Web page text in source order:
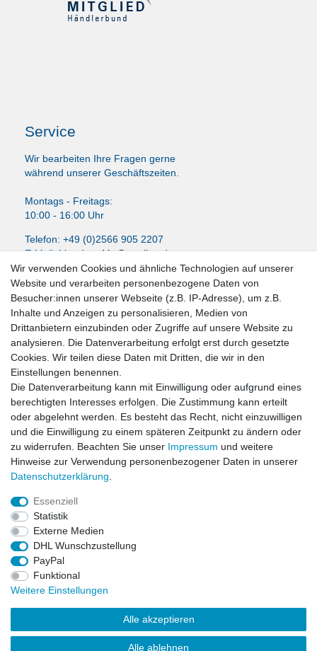
Service
Wir bearbeiten Ihre Fragen gerne
während unserer Geschäftszeiten.
Montags - Freitags:
10:00 - 16:00 Uhr
Telefon: +49 (0)2566 905 2207
E-Mail:LissyInterMo@t-online.de
News-Letter abonieren
VORNAME NACHNAME
E-MAIL **
Newsletter
Honig
Hiermit bestätige ich, dass ich dieDaten­schutz­erklärunggelesen habe. Meine
Einwilligung kann ich jederzeit widerrufen.**
Abonnieren
Impressum
Widerrufs­recht
Wir verwenden Cookies und ähnliche Technologien auf unserer
Website und verarbeiten personenbezogene Daten von
Besucher:innen unserer Webseite (z.B. IP-Adresse), um z.B.
Inhalte und Anzeigen zu personalisieren, Medien von
Drittanbietern einzubinden oder Zugriffe auf unsere Website zu
analysieren. Die Datenverarbeitung erfolgt erst durch gesetzte
Cookies. Wir teilen diese Daten mit Dritten, die wir in den
Einstellungen benennen.
Die Datenverarbeitung kann mit Einwilligung oder aufgrund eines
berechtigten Interesses erfolgen. Die Zustimmung kann erteilt
oder abgelehnt werden. Es besteht das Recht, nicht einzuwilligen
und die Einwilligung zu einem späteren Zeitpunkt zu ändern oder
zu widerrufen. Beachten Sie unser Impressum und weitere
Hinweise zur Verwendung personenbezogener Daten in unserer
Daten­schutz­erklärung
Essenziell
Statistik
Externe Medien
DHL Wunschzustellung
PayPal
Funktional
Weitere Einstellungen
Alle akzeptieren
Alle ablehnen
LissyInterMo Modellautos Modellbausätze Vitrinen Modellautos
bekannter Hersteller Autoart Minichamps 1:43 1:18 1:12